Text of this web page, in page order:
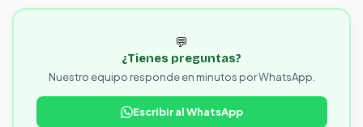
💬
¿Tienes preguntas?
Nuestro equipo responde en minutos por WhatsApp.
Escribir al WhatsApp